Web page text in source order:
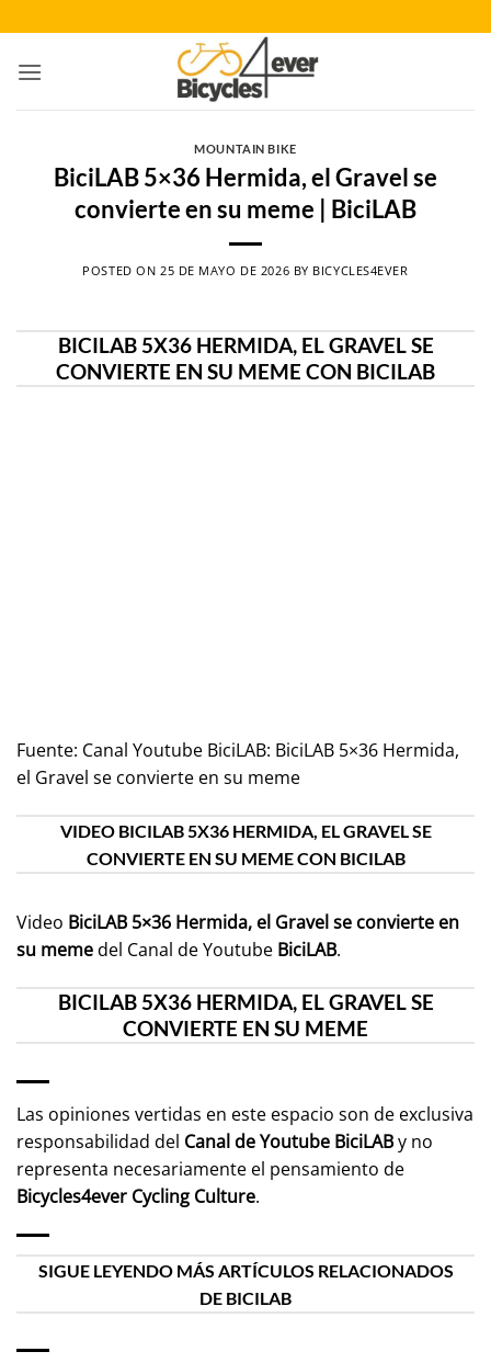
al
contenido
MOUNTAIN BIKE
BiciLAB 5×36 Hermida, el Gravel se
convierte en su meme | BiciLAB
POSTED ON 25 DE MAYO DE 2026 BY BICYCLES4EVER
BICILAB 5X36 HERMIDA, EL GRAVEL SE
CONVIERTE EN SU MEME CON BICILAB
Fuente: Canal Youtube BiciLAB: BiciLAB 5×36 Hermida,
el Gravel se convierte en su meme
VIDEO BICILAB 5X36 HERMIDA, EL GRAVEL SE
CONVIERTE EN SU MEME CON BICILAB
Video BiciLAB 5×36 Hermida, el Gravel se convierte en
su memedel Canal de Youtube BiciLAB.
BICILAB 5X36 HERMIDA, EL GRAVEL SE
CONVIERTE EN SU MEME
Las opiniones vertidas en este espacio son de exclusiva
responsabilidad del Canal de Youtube BiciLABy no
representa necesariamente el pensamiento de
Bicycles4ever Cycling Culture.
SIGUE LEYENDO MÁS ARTÍCULOS RELACIONADOS
DE BICILAB